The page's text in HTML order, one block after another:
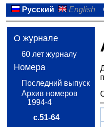
Русский English
О журнале
60 лет журналу
Номера
Последний выпуск
Архив номеров
1994-4
с.51-64